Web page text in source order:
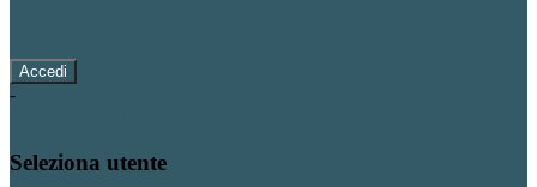
-
Seleziona utente